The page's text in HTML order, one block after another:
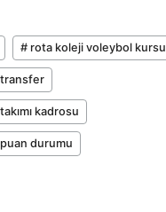
# rota koleji voleybol kursu
kadrosu
durumu